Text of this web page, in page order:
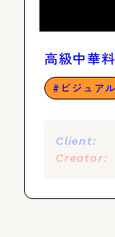
高級中華
ビジュアル
Client:
Creator: